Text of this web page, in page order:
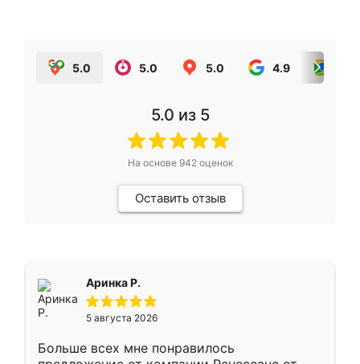
5.0 5.0 5.0 4.9
5.0 из 5
На основе 942оценок
Оставить отзыв
Аринка Р.
5 августа 2026
Больше всех мне понравилось